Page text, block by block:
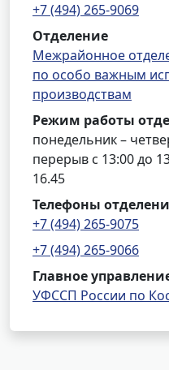
+7 (494) 265-9069
Отделение
Межрайонное
по особо важным
производствам
Режим работы
понедельник –
перерыв с 13:00 до
16.45
Телефоны
+7 (494) 265-9075
+7 (494) 265-9066
Главное
УФССП России по